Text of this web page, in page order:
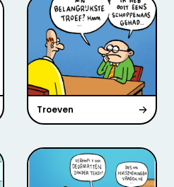
Troeven